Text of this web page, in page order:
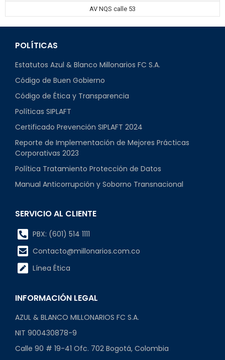
AV NQS calle 53
POLÍTICAS
Estatutos Azul & Blanco Millonarios FC S.A.
Código de Buen Gobierno
Código de Ética y Transparencia
Políticas SIPLAFT
Certificado Prevención SIPLAFT 2024
Reporte de Implementación de Mejores Prácticas
Corporativas 2023
Política Tratamiento Protección de Datos
Manual Anticorrupción y Soborno Transnacional
SERVICIO AL CLIENTE
PBX: (601) 514 1111
Contacto@millonarios.com.co
Línea Ética
INFORMACIÓN LEGAL
AZUL & BLANCO MILLONARIOS FC S.A.
NIT 900430878-9
Calle 90 # 19-41 Ofc. 702 Bogotá, Colombia